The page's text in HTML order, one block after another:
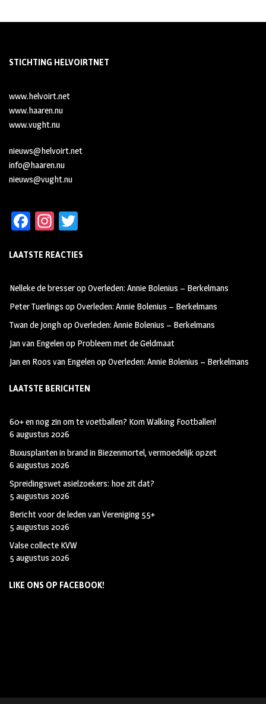
STICHTING HELVOIRTNET
www.helvoirt.net
www.haaren.nu
www.vught.nu
nieuws@helvoirt.net
info@haaren.nu
nieuws@vught.nu
Fa
b
oo
k
In
ag
m
tt
LAATSTE REACTIES
Nelleke de bresseropOverleden: Annie Bolenius – Berkelmans
Peter Tuerlings opOverleden: Annie Bolenius – Berkelmans
Twan de JonghopOverleden: Annie Bolenius – Berkelmans
Jan van Engelenop Probleem met de Geldmaat
Jan en Roos van EngelenopOverleden: Annie Bolenius – Berkelmans
LAATSTE BERICHTEN
60+ en nog zin om te voetballen? Kom Walking Footballen!
6 augustus 2026
Buxusplanten in brand in Biezenmortel, vermoedelijk opzet
6 augustus 2026
Spreidingswet asielzoekers: hoe zit dat?
5 augustus 2026
Bericht voor de leden van Vereniging 55+
5 augustus 2026
Valse collecte KVW
5 augustus 2026
LIKE ONS OP FACEBOOK!